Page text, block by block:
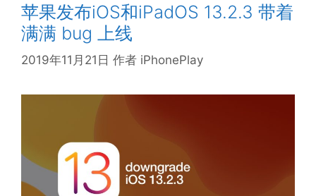
苹果发布iOS和iPadOS 13.2.3 带着
满满 bug 上线
2019年11月21日 作者 iPhonePlay